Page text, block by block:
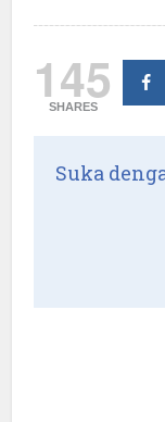
145
SHARES
Suka